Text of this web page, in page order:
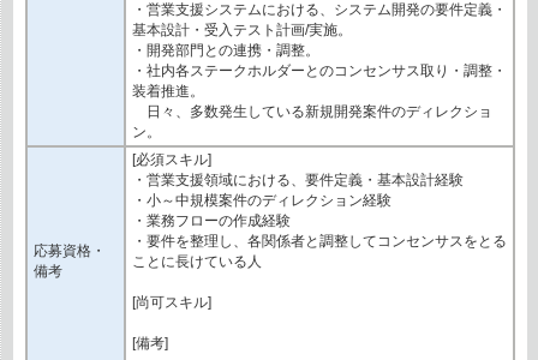
・営業支援システムにおける、システム開発の要件定義・
基本設計・受入テスト計画/実施。
・開発部門との連携・調整。
・社内各ステークホルダーとのコンセンサス取り・調整・
装着推進。
日々、多数発生している新規開発案件のディレクショ
ン。
応募資格・
備考
[必須スキル]
・営業支援領域における、要件定義・基本設計経験
・小～中規模案件のディレクション経験
・業務フローの作成経験
・要件を整理し、各関係者と調整してコンセンサスをとる
ことに長けている人
[尚可スキル]
[備考]